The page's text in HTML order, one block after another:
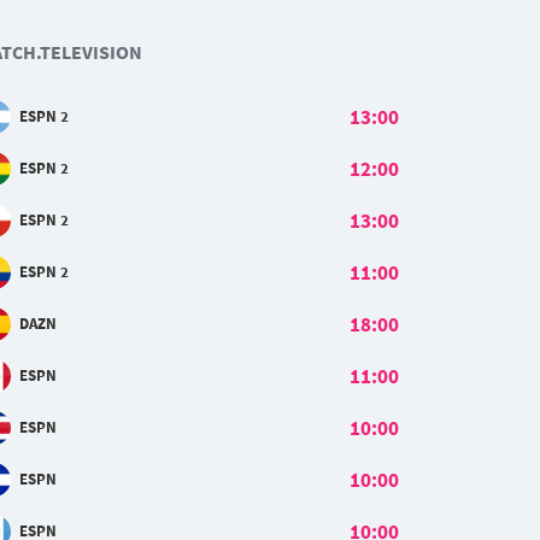
ESPN 2 13:00
ESPN 2 12:00
ESPN 2 13:00
ESPN 2 11:00
DAZN 18:00
ESPN 11:00
ESPN 10:00
ESPN 10:00
ESPN 10:00